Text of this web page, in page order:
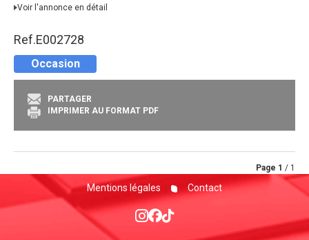
Voir l'annonce en détail
Ref.E002728
Occasion
PARTAGER
IMPRIMER AU FORMAT PDF
Page 1 / 1
Mentions légales Contact